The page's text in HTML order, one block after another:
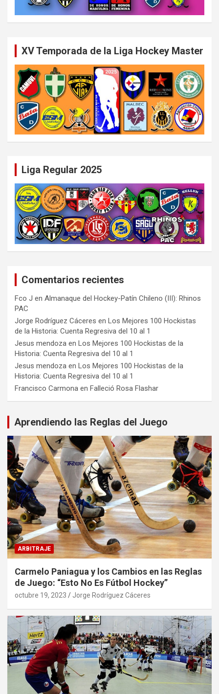
XV Temporada de la Liga Hockey Master
Liga Regular 2025
Comentarios recientes
Fco J en Almanaque del Hockey-Patín Chileno (III): Rhinos
PAC
Jorge Rodríguez Cáceres en Los Mejores 100 Hockistas
de la Historia: Cuenta Regresiva del 10 al 1
Jesus mendoza en Los Mejores 100 Hockistas de la
Historia: Cuenta Regresiva del 10 al 1
Jesus mendoza en Los Mejores 100 Hockistas de la
Historia: Cuenta Regresiva del 10 al 1
Francisco Carmona en Falleció Rosa Flashar
Aprendiendo las Reglas del Juego
ARBITRAJE
Carmelo Paniagua y los Cambios en las Reglas
de Juego: “Esto No Es Fútbol Hockey”
octubre 19, 2023 Jorge Rodríguez Cáceres